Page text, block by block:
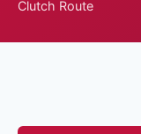
Clutch Route